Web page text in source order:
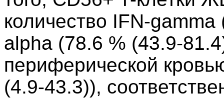
количество IFN-
alpha (78.6 % (43.9-
периферической
(4.9-43.3)),